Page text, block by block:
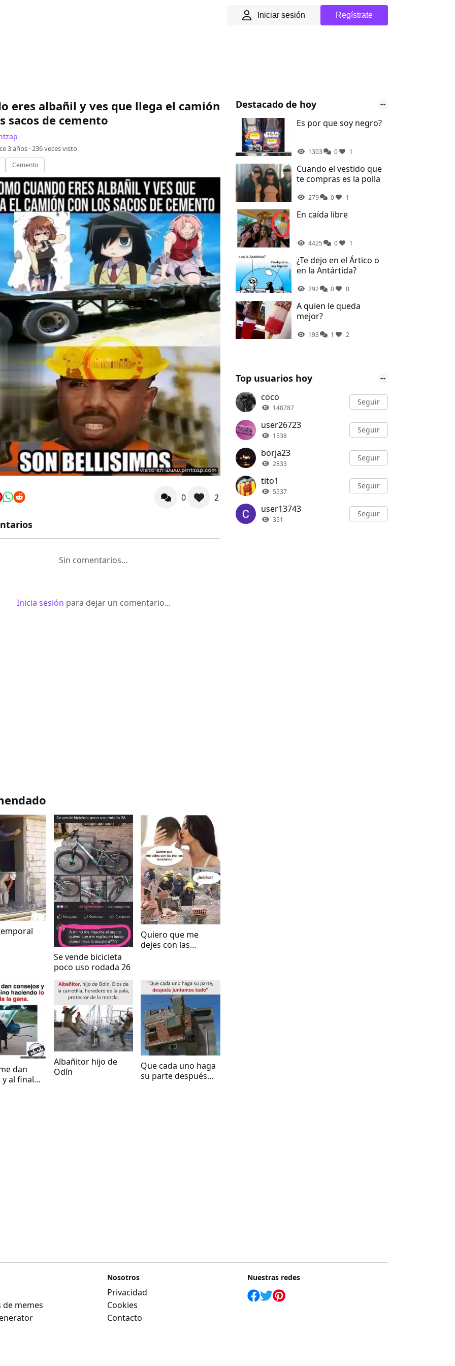
Iniciar sesión Regístrate
eres albañil y ves que llega el camión
sacos de cemento
3 años ·236veces visto
Cemento
0 2
Sin comentarios…
Inicia sesión para dejar un comentario...
Se vende bicicleta
poco uso rodada 26
Quiero que me
dejes con las
dan
al final
Albañitor hijo de
Odín
Que cada uno haga
su parte después
Destacado de hoy
Es por que soy negro?
1303 0 1
Cuando el vestido que
te compras es la polla
279 0 1
En caída libre
4425 0 1
¿Te dejo en el Ártico o
en la Antártida?
292 0 0
A quien le queda
mejor?
193 1 2
Top usuarios hoy
coco
148787
Seguir
user26723
1538
Seguir
borja23
2833
Seguir
tito1
5537
Seguir
user13743
351
Seguir
de memes
Nosotros
Privacidad
Cookies
Contacto
Nuestras redes